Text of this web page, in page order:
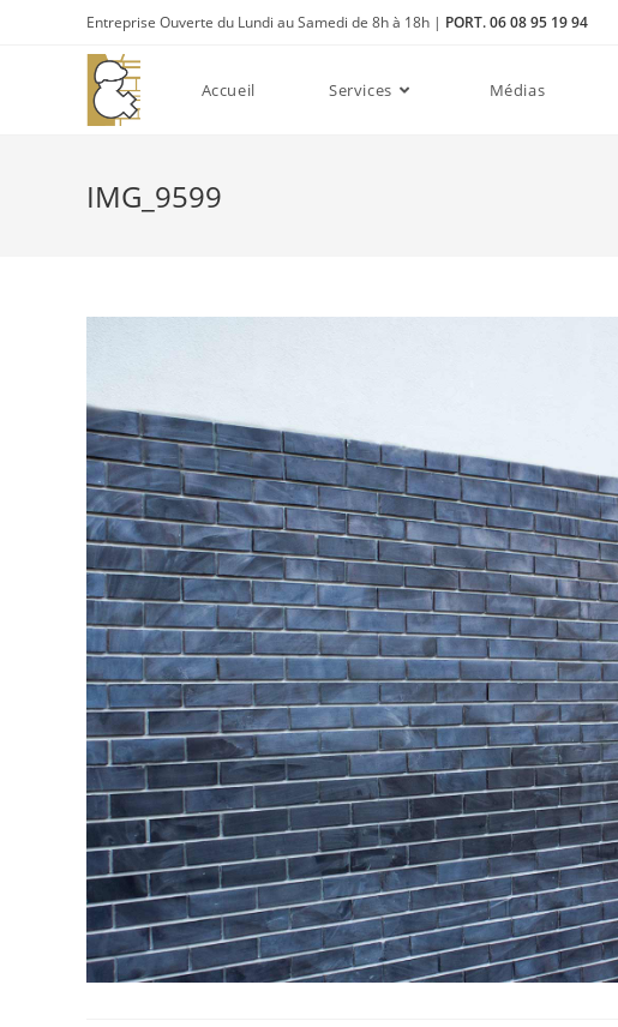
Entreprise Ouverte du Lundi au Samedi de 8h à 18h | PORT. 06 08 95 19 94
Accueil Services Médias
IMG_9599